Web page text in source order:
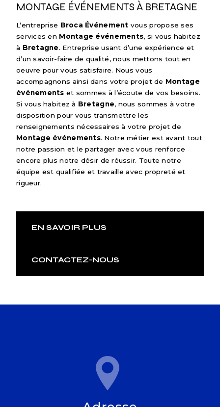
MONTAGE ÉVÉNEMENTS À BRETAGNE
L’entreprise Broca Événement vous propose ses
services en Montage événements, si vous habitez
à Bretagne. Entreprise usant d’une expérience et
d’un savoir-faire de qualité, nous mettons tout en
oeuvre pour vous satisfaire. Nous vous
accompagnons ainsi dans votre projet de Montage
événements et sommes à l’écoute de vos besoins.
Si vous habitez à Bretagne, nous sommes à votre
disposition pour vous transmettre les
renseignements nécessaires à votre projet de
Montage événements. Notre métier est avant tout
notre passion et le partager avec vous renforce
encore plus notre désir de réussir. Toute notre
équipe est qualifiée et travaille avec propreté et
rigueur.
EN SAVOIR PLUS
CONTACTEZ-NOUS